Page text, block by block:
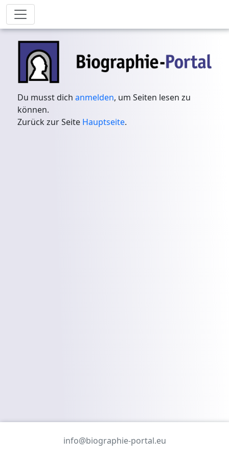
Du musst dichanmelden, um Seiten lesen zu
können.
Zurück zur Seite Hauptseite.
info@biographie-portal.eu